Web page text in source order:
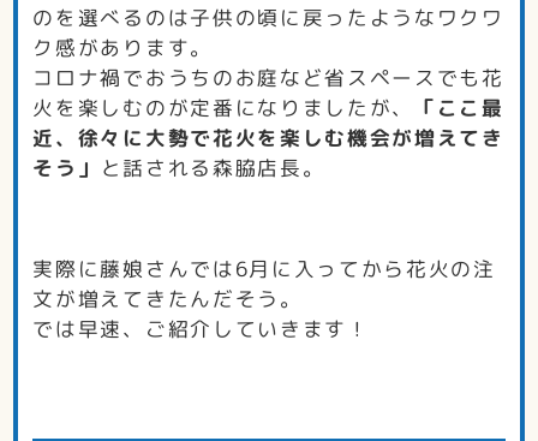
のを選べるのは子供の頃に戻ったようなワクワ
ク感があります。
コロナ禍でおうちのお庭など省スペースでも花
火を楽しむのが定番になりましたが、
「ここ最
近、徐々に大勢で花火を楽しむ機会が増えてき
そう」 と話される森脇店長。
実際に藤娘さんでは6月に入ってから花火の注
文が増えてきたんだそう。
では早速、ご紹介していきます！